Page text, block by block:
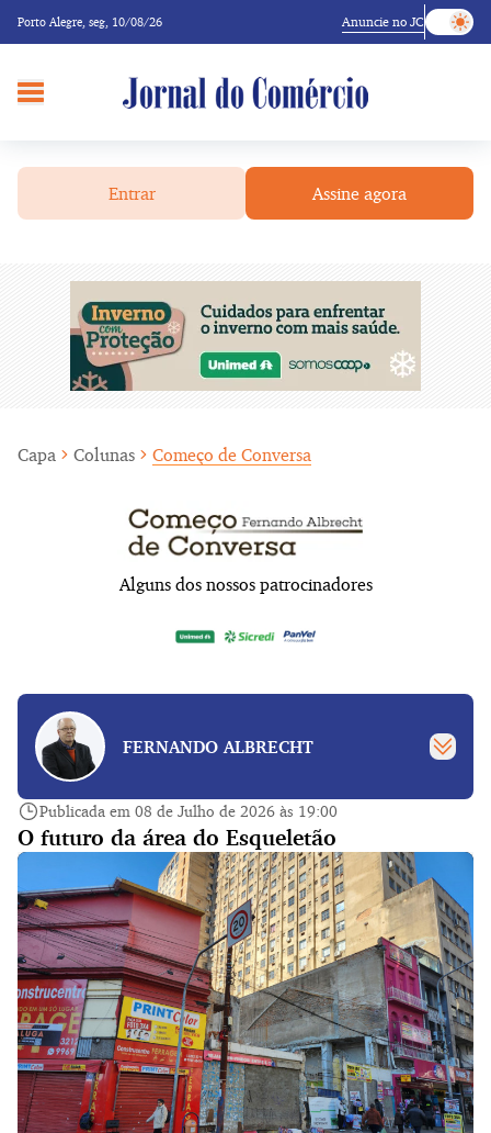
Porto Alegre, seg, 10/08/26 Anuncie no JC
Entrar Assine agora
Capa Colunas Começo de Conversa
Alguns dos nossos patrocinadores
FERNANDO ALBRECHT
Publicada em 08 de Julho de 2026 às 19:00
O futuro da área do Esqueletão